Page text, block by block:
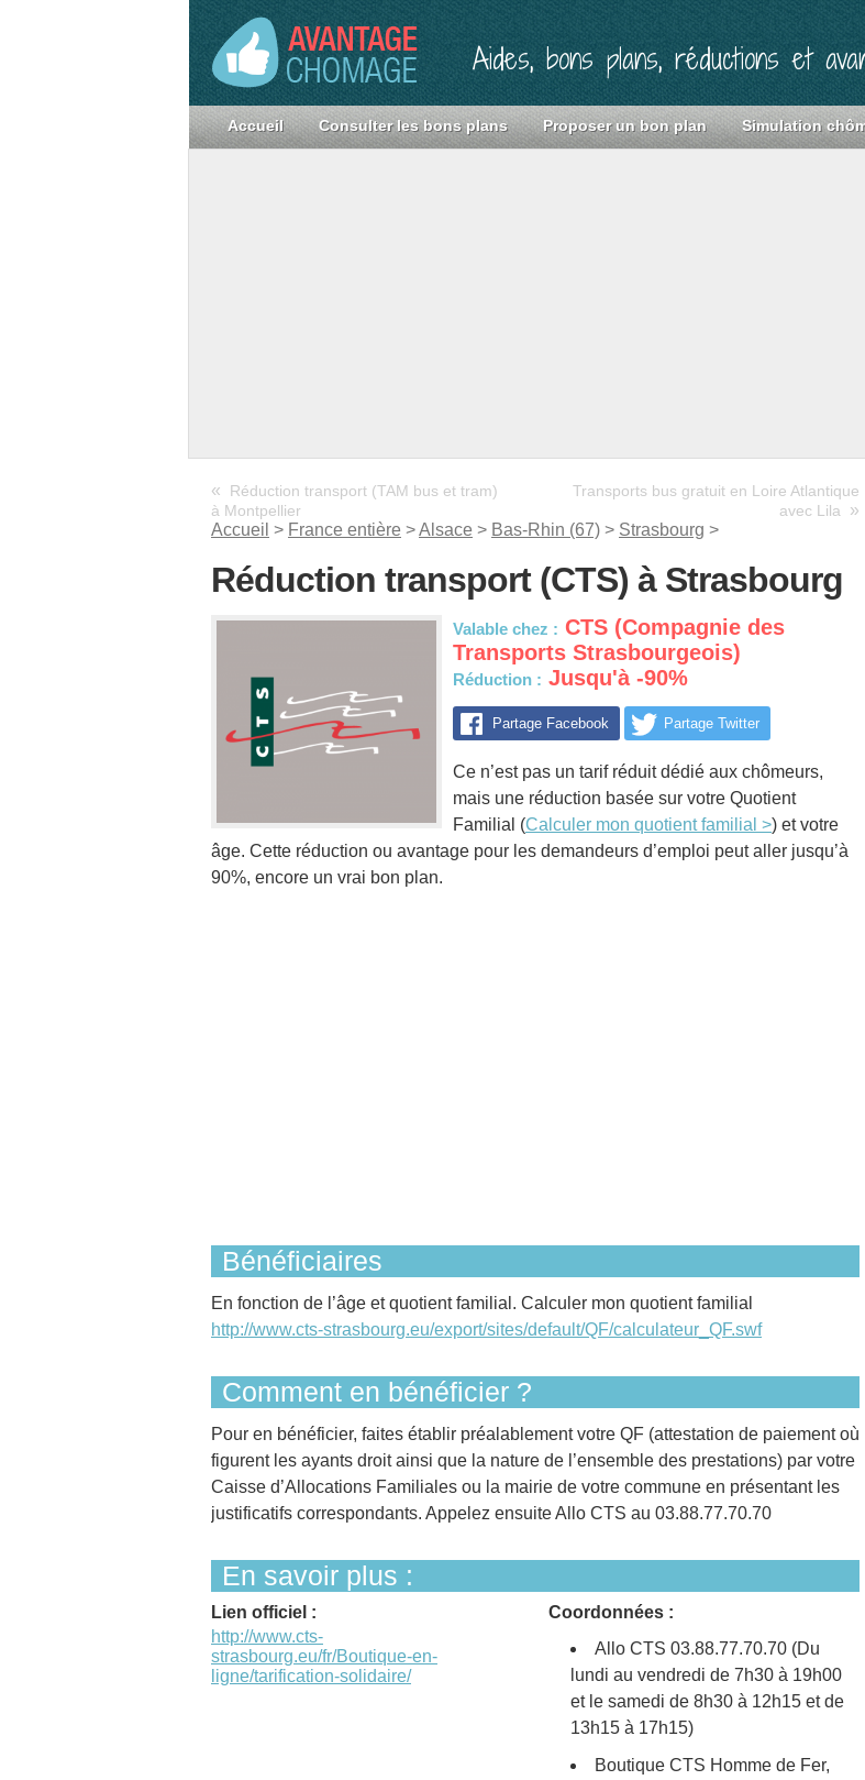
Aides, bons plans, réductions et
Accueil Consulter les bons plans Proposer un bon plan Simulation
«
Réduction transport (TAM bus et tram)
à Montpellier
Transports bus gratuit en Loire Atlantique
avec Lila »
Accueil > France entière >Alsace > Bas-Rhin (67) > Strasbourg >
Réduction transport (CTS) à Strasbourg
Valable chez : CTS (Compagnie des
Transports Strasbourgeois)
Réduction : Jusqu'à -90%
Partage Facebook Partage Twitter
Ce n’est pas un tarif réduit dédié aux chômeurs,
mais une réduction basée sur votre Quotient
Familial (Calculer mon quotient familial >) et votre
âge. Cette réduction ou avantage pour les demandeurs d’emploi peut aller jusqu’à
90%, encore un vrai bon plan.
Bénéficiaires
En fonction de l’âge et quotient familial. Calculer mon quotient familial
http://www.cts-strasbourg.eu/export/sites/default/QF/calculateur_QF.swf
Comment en bénéficier ?
Pour en bénéficier, faites établir préalablement votre QF (attestation de paiement où
figurent les ayants droit ainsi que la nature de l’ensemble des prestations) par votre
Caisse d’Allocations Familiales ou la mairie de votre commune en présentant les
justificatifs correspondants. Appelez ensuite Allo CTS au 03.88.77.70.70
En savoir plus :
Lien officiel :
http://www.cts-
strasbourg.eu/fr/Boutique-en-
ligne/tarification-solidaire/
Coordonnées :
Allo CTS 03.88.77.70.70 (Du
lundi au vendredi de 7h30 à 19h00
et le samedi de 8h30 à 12h15 et de
13h15 à 17h15)
Boutique CTS Homme de Fer,